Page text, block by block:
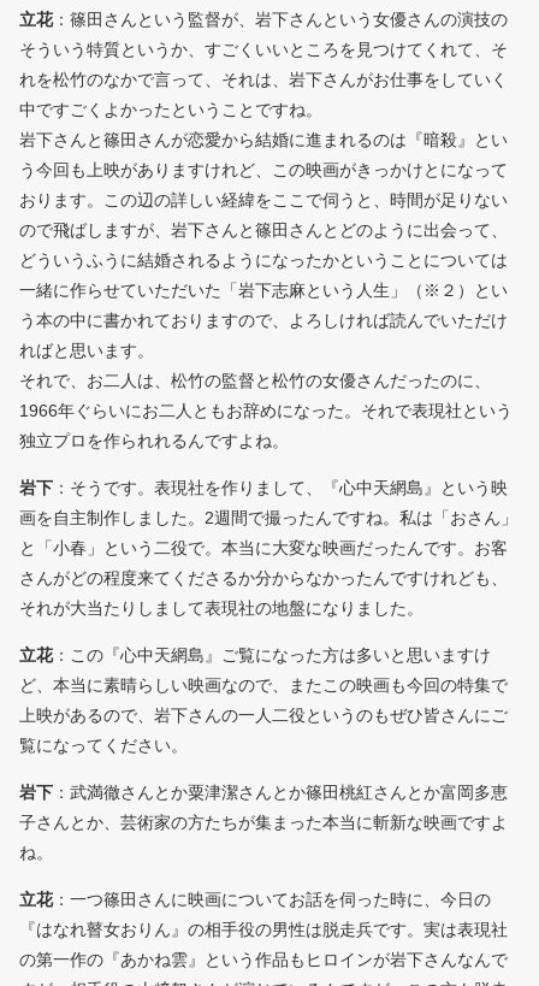
立花：篠田さんという監督が、岩下さんという女優さんの演技の
そういう特質というか、すごくいいところを見つけてくれて、そ
れを松竹のなかで言って、それは、岩下さんがお仕事をしていく
中ですごくよかったということですね。
岩下さんと篠田さんが恋愛から結婚に進まれるのは『暗殺』とい
う今回も上映がありますけれど、この映画がきっかけとになって
おります。この辺の詳しい経緯をここで伺うと、時間が足りない
ので飛ばしますが、岩下さんと篠田さんとどのように出会って、
どういうふうに結婚されるようになったかということについては
一緒に作らせていただいた「岩下志麻という人生」（※２）とい
う本の中に書かれておりますので、よろしければ読んでいただけ
ればと思います。
それで、お二人は、松竹の監督と松竹の女優さんだったのに、
1966年ぐらいにお二人ともお辞めになった。それで表現社という
独立プロを作られれるんですよね。
岩下 ：そうです。表現社を作りまして、『心中天網島』という映
画を自主制作しました。2週間で撮ったんですね。私は「おさん」
と「小春」という二役で。本当に大変な映画だったんです。お客
さんがどの程度来てくださるか分からなかったんですけれども、
それが大当たりしまして表現社の地盤になりました。
立花：この『心中天網島』ご覧になった方は多いと思いますけ
ど、本当に素晴らしい映画なので、またこの映画も今回の特集で
上映があるので、岩下さんの一人二役というのもぜひ皆さんにご
覧になってください。
岩下 ：武満徹さんとか粟津潔さんとか篠田桃紅さんとか富岡多恵
子さんとか、芸術家の方たちが集まった本当に斬新な映画ですよ
ね。
立花：一つ篠田さんに映画についてお話を伺った時に、今日の
『はなれ瞽女おりん』の相手役の男性は脱走兵です。実は表現社
の第一作の『あかね雲』という作品もヒロインが岩下さんなんで